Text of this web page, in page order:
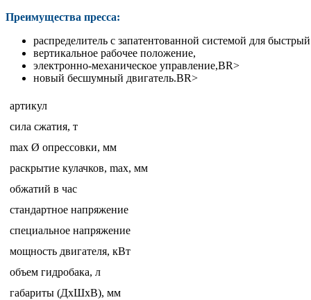
Преимущества пресса:
распределитель с запатентованной системой для
вертикальное рабочее положение,
электронно-механическое управление,BR>
новый бесшумный двигатель.BR>
артикул
сила сжатия, т
max Ø опрессовки, мм
раскрытие кулачков, max, мм
обжатий в час
стандартное напряжение
специальное напряжение
мощность двигателя, кВт
объем гидробака, л
габариты (ДхШхВ), мм